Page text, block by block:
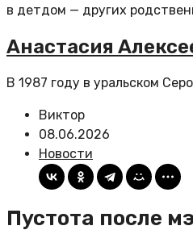
в детдом — других
Анастасия
В 1987 году в уральском
Виктор
08.06.2026
Новости
Пустота после